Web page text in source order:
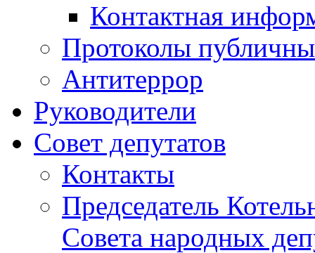
Контактная
Протоколы
Антитеррор
Руководители
Совет депутатов
Контакты
Председатель
Совета народных